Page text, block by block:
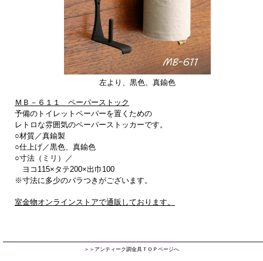
左より、黒色、真鍮色
ＭＢ－６１１ ペーパーストック
予備のトイレットペーパーを置くための
レトロな雰囲気のペーパーストッカーです。
○材質／真鍮製
○仕上げ／黒色、真鍮色
○寸法（ミリ）／
ヨコ115×タテ200×出巾100
※寸法に多少のバラつきがございます。
室金物オンラインストアで通販しております。
＞＞アンティーク調金具ＴＯＰページへ